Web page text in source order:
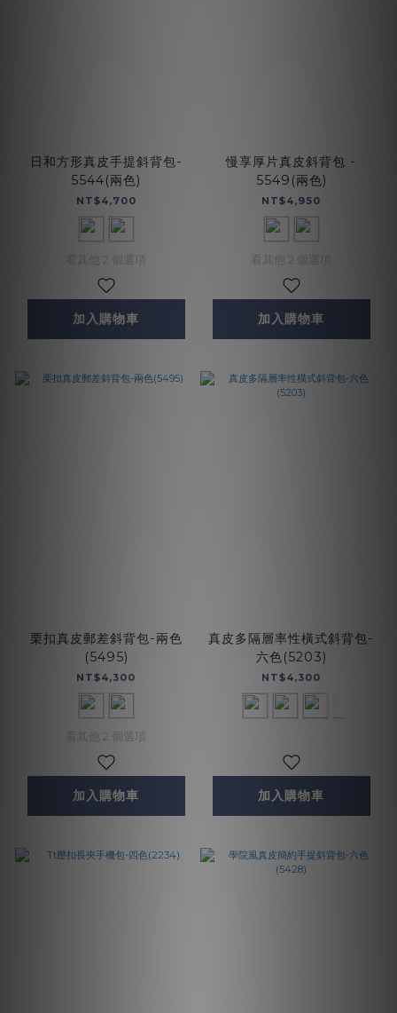
日和方形真皮手提斜背包-
5544(兩色)
NT$4,700
看其他 2 個選項
加入購物車
慢享厚片真皮斜背包 -
5549(兩色)
NT$4,950
看其他 2 個選項
加入購物車
栗扣真皮郵差斜背包-兩色
(5495)
NT$4,300
看其他 2 個選項
加入購物車
真皮多隔層率性橫式斜背包-
六色(5203)
NT$4,300
加入購物車